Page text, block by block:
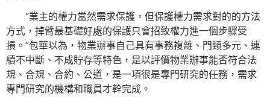
“業主的權力當然需求保護，但保護權力需求對的的方法
方式，掉臂最基礎好處的保護只會招致權力進一個步驟受
損。”包華以為，物業辦事自己具有事務複雜、門類多元、連
續不中斷、不成貯存等特色，是以評價物業辦事能否符合法
規、合規、合約、公道，是一項很是專門研究的任務，需求
專門研究的機構和職員才幹完成。